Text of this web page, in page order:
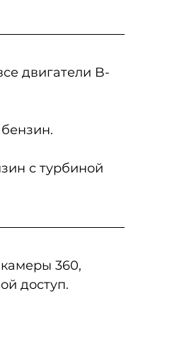
двигатели B-
с турбиной
360,
доступ.